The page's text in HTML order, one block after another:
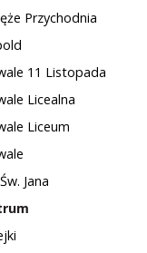
Przychodnia
11 Listopada
Licealna
Liceum
Jana